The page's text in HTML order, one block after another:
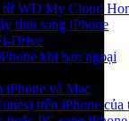
từ WD My Cloud
tính sang iPhone
Drive
khi bạn ngoại
iPhone và Mac
trên iPhone của